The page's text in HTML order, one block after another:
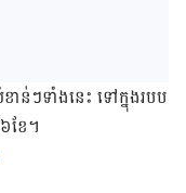
ន់​ៗ​ទាំង​នេះ​ ទៅ​ក្នុង​​របប​
ខែ​។